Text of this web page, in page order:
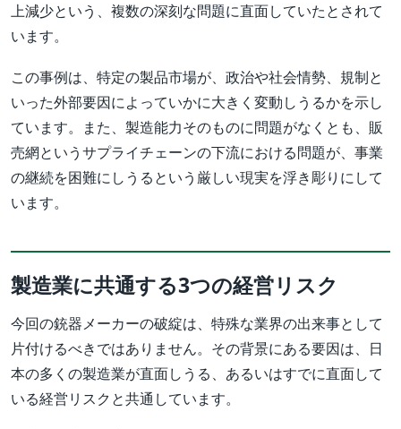
上減少という、複数の深刻な問題に直面していたとされて
います。
この事例は、特定の製品市場が、政治や社会情勢、規制と
いった外部要因によっていかに大きく変動しうるかを示し
ています。また、製造能力そのものに問題がなくとも、販
売網というサプライチェーンの下流における問題が、事業
の継続を困難にしうるという厳しい現実を浮き彫りにして
います。
製造業に共通する3つの経営リスク
今回の銃器メーカーの破綻は、特殊な業界の出来事として
片付けるべきではありません。その背景にある要因は、日
本の多くの製造業が直面しうる、あるいはすでに直面して
いる経営リスクと共通しています。